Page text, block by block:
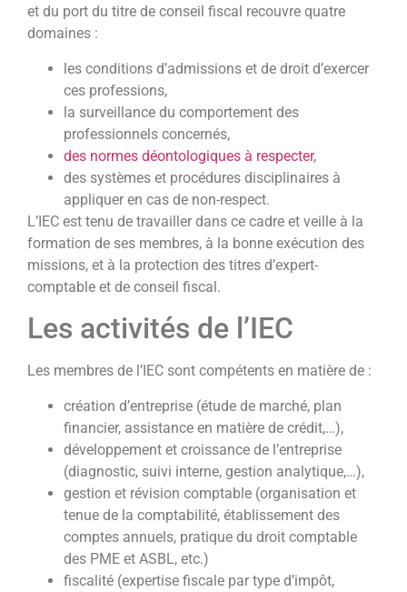
et du port du titre de conseil fiscal recouvre quatre
domaines :
les conditions d’admissions et de droit d’exercer
ces professions,
la surveillance du comportement des
professionnels concernés,
des normes déontologiques à respecter,
des systèmes et procédures disciplinaires à
appliquer en cas de non-respect.
L’IEC est tenu de travailler dans ce cadre et veille à la
formation de ses membres, à la bonne exécution des
missions, et à la protection des titres d’expert-
comptable et de conseil fiscal.
Les activités de l’IEC
Les membres de l’IEC sont compétents en matière de :
création d’entreprise (étude de marché, plan
financier, assistance en matière de crédit,…),
développement et croissance de l’entreprise
(diagnostic, suivi interne, gestion analytique,…),
gestion et révision comptable (organisation et
tenue de la comptabilité, établissement des
comptes annuels, pratique du droit comptable
des PME et ASBL, etc.)
fiscalité (expertise fiscale par type d’impôt,